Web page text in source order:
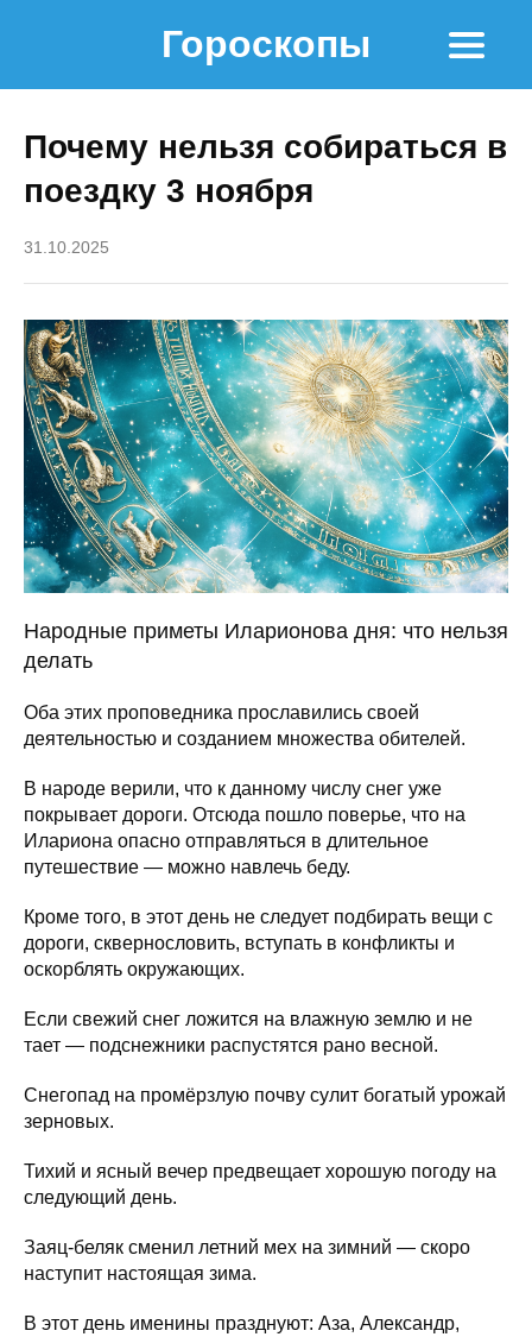
Гороскопы
Почему нельзя собираться в
поездку 3 ноября
31.10.2025
Народные приметы Иларионова дня: что нельзя
делать
Оба этих проповедника прославились своей
деятельностью и созданием множества обителей.
В народе верили, что к данному числу снег уже
покрывает дороги. Отсюда пошло поверье, что на
Илариона опасно отправляться в длительное
путешествие — можно навлечь беду.
Кроме того, в этот день не следует подбирать вещи с
дороги, сквернословить, вступать в конфликты и
оскорблять окружающих.
Если свежий снег ложится на влажную землю и не
тает — подснежники распустятся рано весной.
Снегопад на промёрзлую почву сулит богатый урожай
зерновых.
Тихий и ясный вечер предвещает хорошую погоду на
следующий день.
Заяц-беляк сменил летний мех на зимний — скоро
наступит настоящая зима.
В этот день именины празднуют: Аза, Александр,